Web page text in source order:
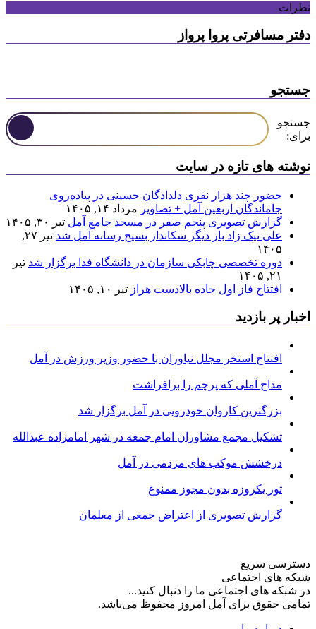
نظرات
دفتر مسافرتی پروا پرواز
جستجو
جستجو
برای:
نوشته های تازه در سایت
حضور چند هزار نفری دلدادگان حسینی در پیاده‌روی
جاماندگان اربعین آمل + تصاویر مرداد ۱۴, ۱۴۰۵
گزارش تصویری پنجم صفر در مسجد جامع آمل تیر ۳۰, ۱۴۰۵
علی نیک زاد بار دیگر سکاندار بسیج رسانه آمل شد
تیر ۲۷,
۱۴۰۵
دوره تخصصی چابکی سازمان در دانشگاه فذا برگزار شد تیر
۲۱, ۱۴۰۵
افتتاح فاز اول جاده بالادست هراز تیر ۱۰, ۱۴۰۵
اخبار پر بازدید
افتتاح استخر مجلل نیاوران با حضور وزیر ورزش در آمل
مداح آملی که پرچم را برافراشت
بزرگترین کاروان خودرویی در آمل برگزار شد
تشکیل مجمع مشاوران امام جمعه در شهر امامزاده عبدالله
درخشش موکب های مردمی در آمل
تور یکروزه بدون مجوز ممنوع
گزارش تصویری از اعتراض جمعی از معلمان
دسترسی سریع
شبکه های اجتماعی
در شبکه های اجتماعی ما را دنبال کنید...
تمامی حقوق برای آمل امروز محفوظ می‌باشد.